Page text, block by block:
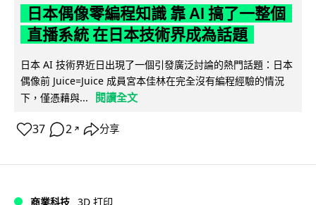
日本偶像零編程知識 靠 AI 搞了一整個
直播系統 在日本技術界成為話題
日本 AI 技術界近日出現了一個引發廣泛討論的熱門話題：日本
偶像前 Juice=Juice 成員宮本佳林在完全沒有編程經驗的情況
下，僅憑藉與...
閱讀全文
37 2 ↗ 分享
商業科技 3D 打印